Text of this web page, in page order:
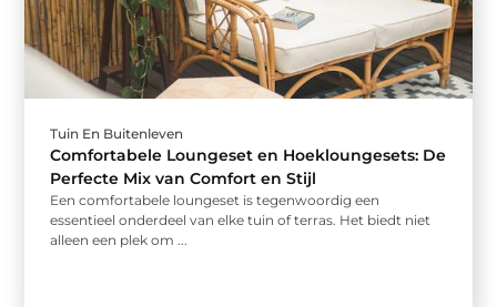
Tuin En Buitenleven
Comfortabele Loungeset en Hoekloungesets: De
Perfecte Mix van Comfort en Stijl
Een comfortabele loungeset is tegenwoordig een
essentieel onderdeel van elke tuin of terras. Het biedt niet
alleen een plek om ...